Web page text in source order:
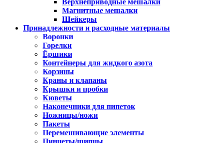
Верхнеприводные мешалки
Магнитные мешалки
Шейкеры
Принадлежности и расходные материалы
Воронки
Горелки
Ёршики
Контейнеры для жидкого азота
Корзины
Краны и клапаны
Крышки и пробки
Кюветы
Наконечники для пипеток
Ножницы/ножи
Пакеты
Перемешивающие элементы
Пинцеты/щипцы